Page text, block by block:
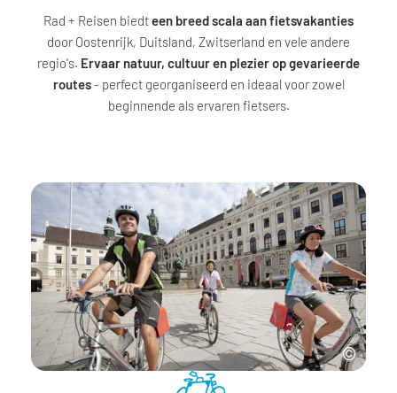
Rad + Reisen biedteen breed scala aan fietsvakanties
door Oostenrijk, Duitsland, Zwitserland en vele andere
regio's. Ervaar natuur, cultuur en plezier op gevarieerde
routes- perfect georganiseerd en ideaal voor zowel
beginnende als ervaren fietsers.